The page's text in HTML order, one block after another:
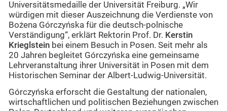
Universitätsmedaille der Universität Freiburg. „Wir
würdigen mit dieser Auszeichnung die Verdienste von
Bożena Górczyńska für die deutsch-polnische
Verständigung“, erklärt Rektorin Prof. Dr. Kerstin
Krieglstein bei einem Besuch in Posen. Seit mehr als
20 Jahren begleitet Górczyńska eine gemeinsame
Lehrveranstaltung ihrer Universität in Posen mit dem
Historischen Seminar der Albert-Ludwig-Universität.
Górczyńska erforscht die Gestaltung der nationalen,
wirtschaftlichen und politischen Beziehungen zwischen